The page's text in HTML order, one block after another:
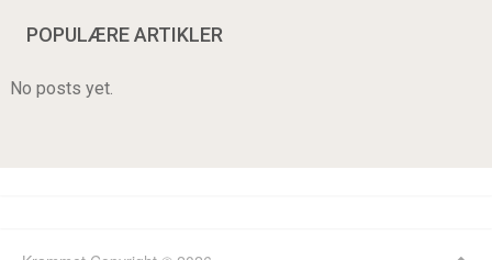
POPULÆRE ARTIKLER
No posts yet.